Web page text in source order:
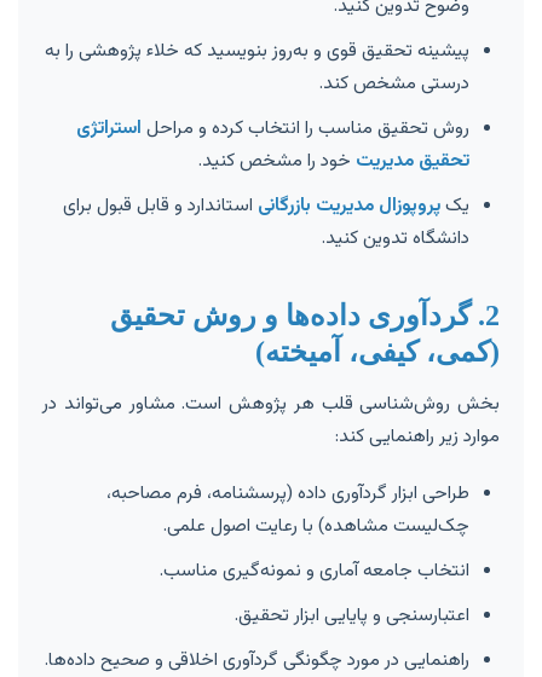
وضوح تدوین کنید.
پیشینه تحقیق قوی و به‌روز بنویسید که خلاء پژوهشی را به
درستی مشخص کند.
روش تحقیق مناسب را انتخاب کرده و مراحل استراتژی
تحقیق مدیریت خود را مشخص کنید.
یکپروپوزال مدیریت بازرگانی استاندارد و قابل قبول برای
دانشگاه تدوین کنید.
2. گردآوری داده‌ها و روش تحقیق
(کمی، کیفی، آمیخته)
بخش روش‌شناسی قلب هر پژوهش است. مشاور می‌تواند در
موارد زیر راهنمایی کند:
طراحی ابزار گردآوری داده (پرسشنامه، فرم مصاحبه،
چک‌لیست مشاهده) با رعایت اصول علمی.
انتخاب جامعه آماری و نمونه‌گیری مناسب.
اعتبارسنجی و پایایی ابزار تحقیق.
راهنمایی در مورد چگونگی گردآوری اخلاقی و صحیح داده‌ها.